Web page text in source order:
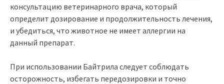
консультацию ветеринарного врача, который
определит дозирование и продолжительность лечения,
и убедиться, что животное не имеет аллергии на
данный препарат.
При использовании Байтрила следует соблюдать
осторожность, избегать передозировки и точно